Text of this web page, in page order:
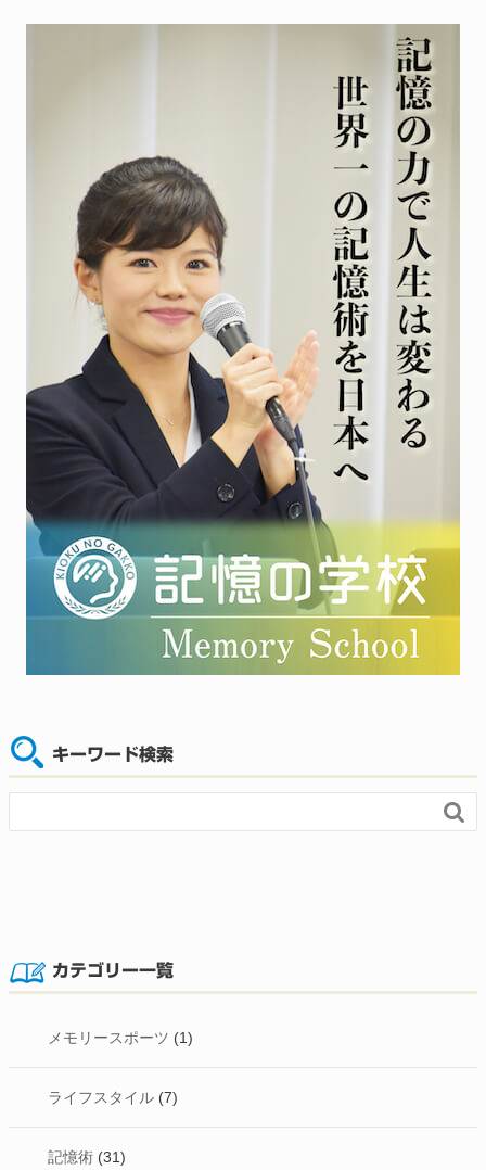
キーワード検索

カテゴリー一覧
メモリースポーツ (1)
ライフスタイル (7)
記憶術 (31)